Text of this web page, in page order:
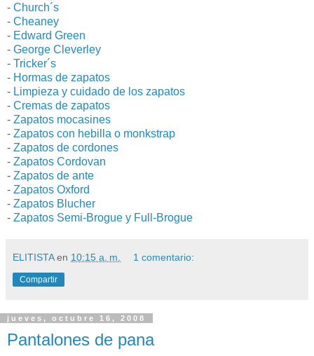
- Church´s
- Cheaney
- Edward Green
- George Cleverley
- Tricker´s
- Hormas de zapatos
- Limpieza y cuidado de los zapatos
- Cremas de zapatos
- Zapatos mocasines
- Zapatos con hebilla o monkstrap
- Zapatos de cordones
- Zapatos Cordovan
- Zapatos de ante
- Zapatos Oxford
- Zapatos Blucher
- Zapatos Semi-Brogue y Full-Brogue
ELITISTA en 10:15 a. m. 1 comentario:
Compartir
jueves, octubre 16, 2008
Pantalones de pana